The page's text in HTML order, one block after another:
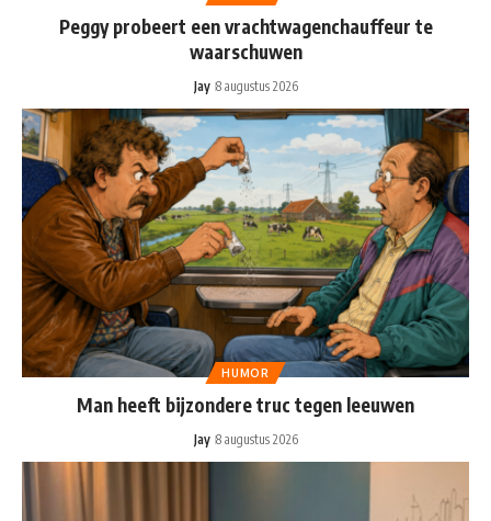
Peggy probeert een vrachtwagenchauffeur te
waarschuwen
Jay 8 augustus 2026
HUMOR
Man heeft bijzondere truc tegen leeuwen
Jay 8 augustus 2026